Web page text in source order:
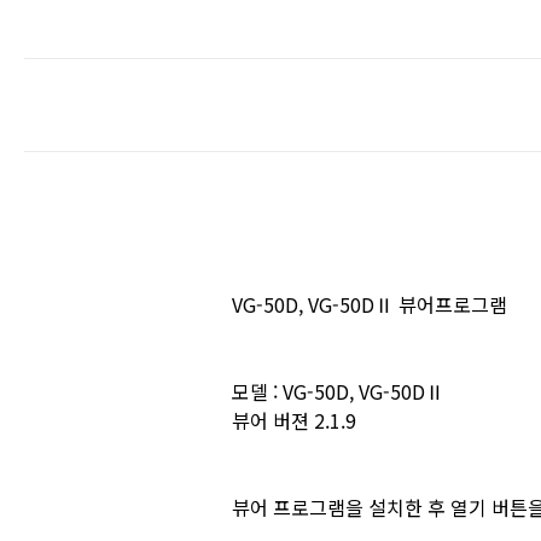
VG-50D, VG-50DⅡ 뷰어프로그램
모델 : VG-50D, VG-50DⅡ
뷰어 버젼 2.1.9
뷰어 프로그램을 설치한 후 열기 버튼